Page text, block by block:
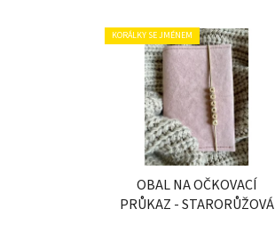
KORÁLKY SE JMÉNEM
OBAL NA OČKOVACÍ
PRŮKAZ - STARORŮŽOVÁ